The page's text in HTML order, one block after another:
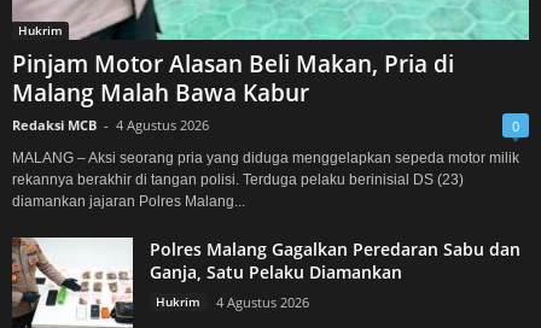
Hukrim
Pinjam Motor Alasan Beli Makan, Pria di
Malang Malah Bawa Kabur
Redaksi MCB - 4 Agustus 2026 0
MALANG – Aksi seorang pria yang diduga menggelapkan sepeda motor milik
rekannya berakhir di tangan polisi. Terduga pelaku berinisial DS (23)
diamankan jajaran Polres Malang...
Polres Malang Gagalkan Peredaran Sabu dan
Ganja, Satu Pelaku Diamankan
Hukrim 4 Agustus 2026